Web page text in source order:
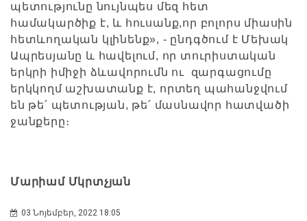
պետությունը նույնպես մեզ հետ
համակարծիք է, և հուսանք,որ բոլորս միասին
հետևողական կլինենք», - ընդգծում է Մեխակ
Ապրեսյանը և հավելում, որ տուրիստական
երկրի իմիջի ձևավորումն ու զարգացումը
երկկողմ աշխատանք է, որտեղ պահանջվում
են թե՛ պետության, թե՛ մասնավոր հատվածի
ջանքերը։
Մարիամ Մկրտչյան
03 Նոյեմբեր, 2022 18:05